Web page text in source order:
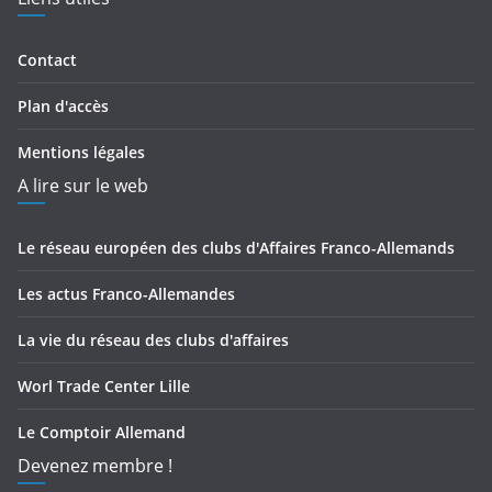
Contact
Plan d'accès
Mentions légales
A lire sur le web
Le réseau européen des clubs d'Affaires Franco-Allemands
Les actus Franco-Allemandes
La vie du réseau des clubs d'affaires
Worl Trade Center Lille
Le Comptoir Allemand
Devenez membre !